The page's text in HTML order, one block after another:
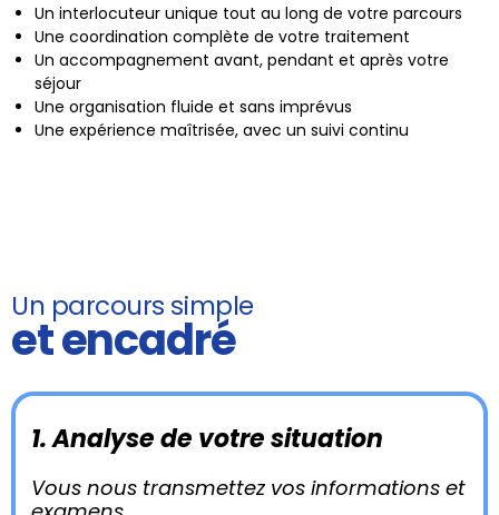
Un interlocuteur unique tout au long de votre parcours
Une coordination complète de votre traitement
Un accompagnement avant, pendant et après votre
séjour
Une organisation fluide et sans imprévus
Une expérience maîtrisée, avec un suivi continu
Un parcours simple
et encadré
1. Analyse de votre situation
Vous nous transmettez vos informations et